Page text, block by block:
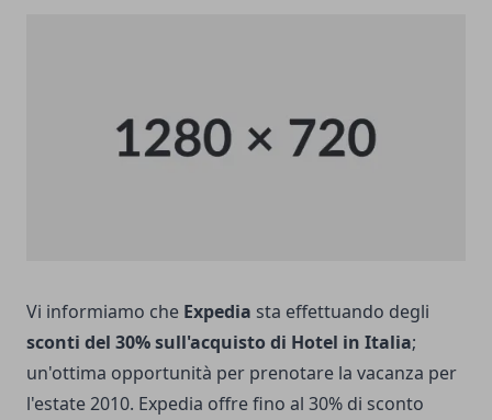
Vi informiamo che Expedia sta effettuando degli
sconti del 30% sull'acquisto di Hotel in Italia;
un'ottima opportunità per prenotare la vacanza per
l'estate 2010. Expedia offre fino al 30% di sconto